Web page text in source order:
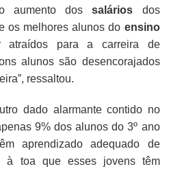
o aumento dossalários dos
os melhores alunos do ensino
atraídos para a carreira de
alunos são desencorajados
ressaltou.
dado alarmante contido no
9% dos alunos do 3º ano
aprendizado adequado de
à toa que esses jovens têm